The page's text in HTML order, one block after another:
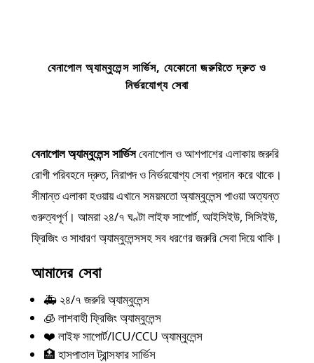
বেনাপোল অ্যাম্বুলেন্স সার্ভিস, যেকোনো জরুরিতে দ্রুত ও
নির্ভরযোগ্য সেবা
বেনাপোল অ্যাম্বুলেন্স সার্ভিসবেনাপোল ও আশপাশের এলাকায় জরুরি
রোগী পরিবহনে দ্রুত, নিরাপদ ও নির্ভরযোগ্য সেবা প্রদান করে থাকে।
সীমান্ত এলাকা হওয়ায় এখানে সময়মতো অ্যাম্বুলেন্স পাওয়া অত্যন্ত
গুরুত্বপূর্ণ। আমরা ২৪/৭ ঘণ্টা লাইফ সাপোর্ট, আইসিইউ, সিসিইউ,
ফ্রিজিং ও সাধারণ অ্যাম্বুলেন্সসহ সব ধরণের জরুরি সেবা দিয়ে থাকি।
আমাদের সেবা
🚑 ২৪/৭ জরুরি অ্যাম্বুলেন্স
🧊 লাশবাহী ফ্রিজিং অ্যাম্বুলেন্স
❤️ লাইফ সাপোর্ট/ICU/CCU অ্যাম্বুলেন্স
🏥 হাসপাতাল ট্রান্সফার সার্ভিস